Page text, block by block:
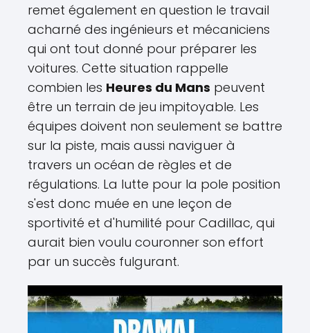
remet également en question le travail
acharné des ingénieurs et mécaniciens
qui ont tout donné pour préparer les
voitures. Cette situation rappelle
combien les Heures du Mans peuvent
être un terrain de jeu impitoyable. Les
équipes doivent non seulement se battre
sur la piste, mais aussi naviguer à
travers un océan de règles et de
régulations. La lutte pour la pole position
s'est donc muée en une leçon de
sportivité et d'humilité pour Cadillac, qui
aurait bien voulu couronner son effort
par un succès fulgurant.